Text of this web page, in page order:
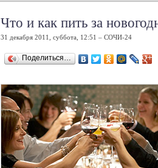
Что и как пить за
31 декабря 2011, суббота, 12:51 – СОЧИ-24
Поделиться…